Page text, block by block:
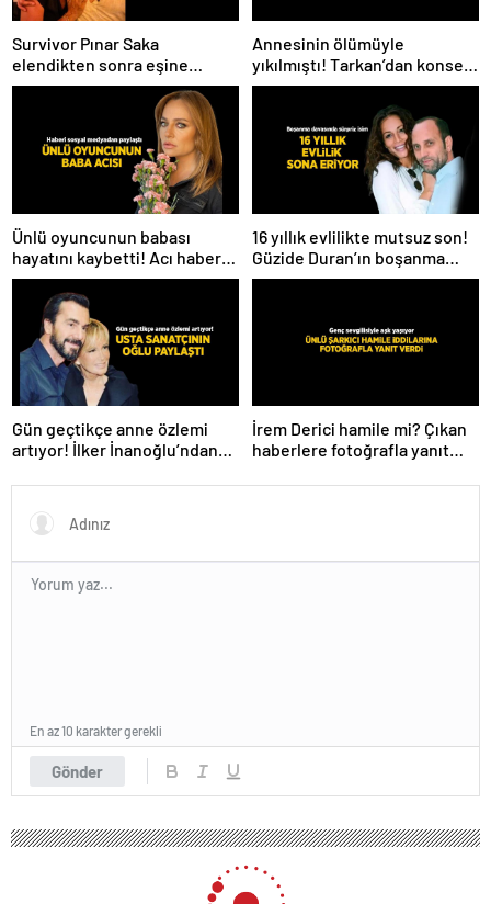
Survivor Pınar Saka
elendikten sonra eşine
kavuştu! Aşk dolu fotoğrafını
Instagram’dan paylaştı
Annesinin ölümüyle
yıkılmıştı! Tarkan’dan konser
paylaşımı
Ünlü oyuncunun babası
hayatını kaybetti! Acı haberi
sosyal medyadan duyurdu
16 yıllık evlilikte mutsuz son!
Güzide Duran’ın boşanma
davasında sürpriz isim tanık
Gün geçtikçe anne özlemi
artıyor! İlker İnanoğlu’ndan
İrem Derici hamile mi? Çıkan
haberlere fotoğrafla yanıt
Gönder
En az 10 karakter gerekli